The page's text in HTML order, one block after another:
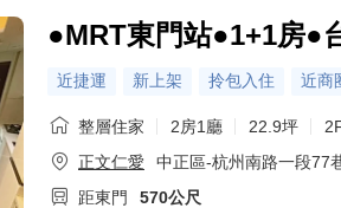
●MRT東門站●1+1房●
近捷運 新上架 拎包入住 近商
整層住家 2房1廳 22.9坪
正文仁愛
中正區-杭州南路一段77
距東門
570公尺